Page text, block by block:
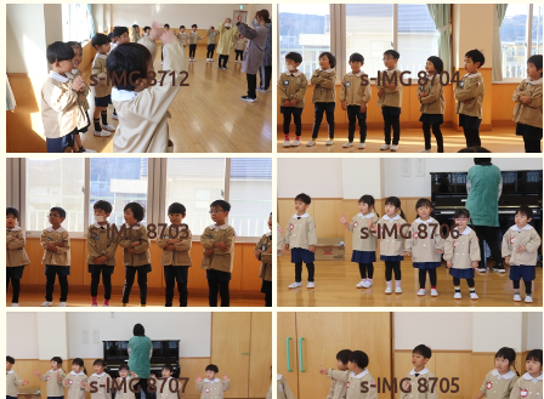
s-IMG 8712 s-IMG 8704
s-IMG 8703 s-IMG 8706
s-IMG 8707 s-IMG 8705